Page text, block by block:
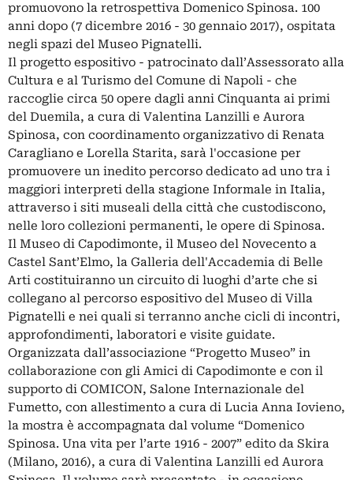
promuovono la retrospettiva Domenico Spinosa. 100
anni dopo (7 dicembre 2016 - 30 gennaio 2017), ospitata
negli spazi del Museo Pignatelli.
Il progetto espositivo - patrocinato dall’Assessorato alla
Cultura e al Turismo del Comune di Napoli - che
raccoglie circa 50 opere dagli anni Cinquanta ai primi
del Duemila, a cura di Valentina Lanzilli e Aurora
Spinosa, con coordinamento organizzativo di Renata
Caragliano e Lorella Starita, sarà l'occasione per
promuovere un inedito percorso dedicato ad uno tra i
maggiori interpreti della stagione Informale in Italia,
attraverso i siti museali della città che custodiscono,
nelle loro collezioni permanenti, le opere di Spinosa.
Il Museo di Capodimonte, il Museo del Novecento a
Castel Sant’Elmo, la Galleria dell'Accademia di Belle
Arti costituiranno un circuito di luoghi d’arte che si
collegano al percorso espositivo del Museo di Villa
Pignatelli e nei quali si terranno anche cicli di incontri,
approfondimenti, laboratori e visite guidate.
Organizzata dall’associazione “Progetto Museo” in
collaborazione con gli Amici di Capodimonte e con il
supporto di COMICON, Salone Internazionale del
Fumetto, con allestimento a cura di Lucia Anna Iovieno,
la mostra è accompagnata dal volume “Domenico
Spinosa. Una vita per l’arte 1916 - 2007” edito da Skira
(Milano, 2016), a cura di Valentina Lanzilli ed Aurora